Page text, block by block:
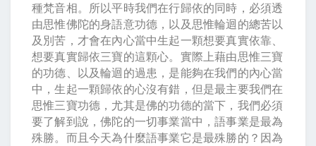
種梵音相。所以平時我們在行歸依的同時，必須透
由思惟佛陀的身語意功德，以及思惟輪迴的總苦以
及別苦，才會在內心當中生起一顆想要真實依靠、
想要真實歸依三寶的這顆心。實際上藉由思惟三寶
的功德、以及輪迴的過患，是能夠在我們的內心當
中，生起一顆歸依的心沒有錯，但是最主要我們在
思惟三寶功德，尤其是佛的功德的當下，我們必須
要了解到說，佛陀的一切事業當中，語事業是最為
殊勝。而且今天為什麼語事業它是最殊勝的？因為